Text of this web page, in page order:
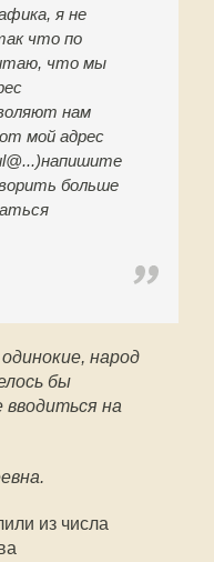
я не
что по
что мы
нам
мой адрес
больше
народ
бы
вводиться на
из числа